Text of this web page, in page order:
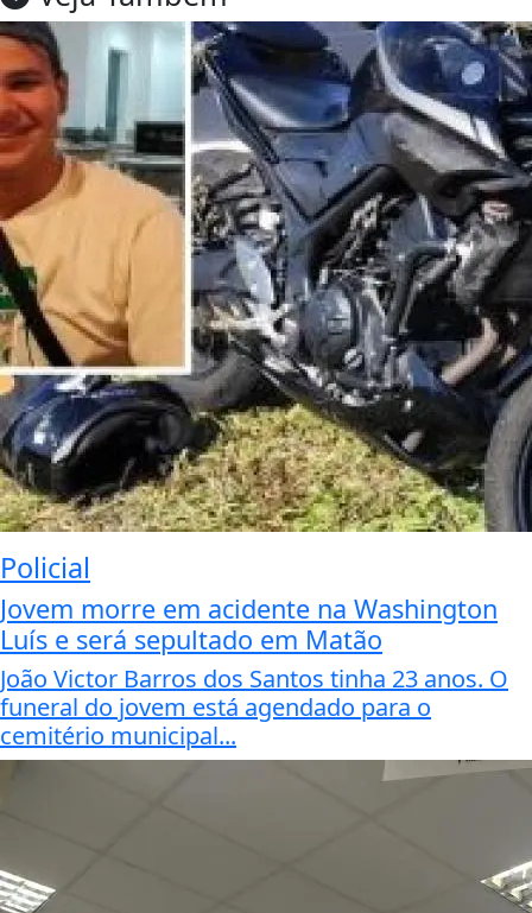
Policial
Jovem morre em acidente na Washington
Luís e será sepultado em Matão
João Victor Barros dos Santos tinha 23 anos. O
funeral do jovem está agendado para o
cemitério municipal...